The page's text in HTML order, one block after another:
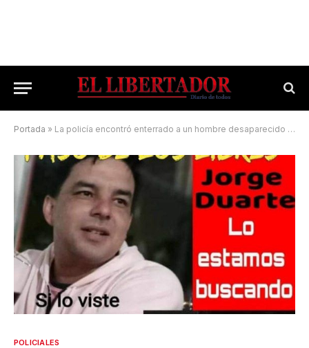
Portada » La policía encontró enterrado a un hombre desaparecido hace cuatro días
POLICIALES